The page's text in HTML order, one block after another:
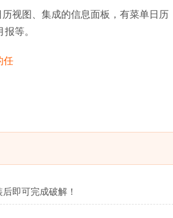
视图、集成的信息面板，有菜单日历
等。
即可完成破解！